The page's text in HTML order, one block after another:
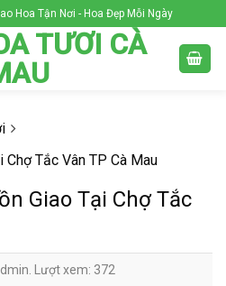
Hoa Tận Nơi - Hoa Đẹp Mỗi Ngày
TƯƠI CÀ
Tắc Vân TP Cà Mau
Giao Tại Chợ Tắc
Lượt xem: 372